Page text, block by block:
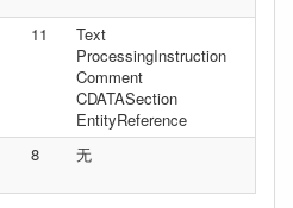
11
Text
ProcessingInstruction
Comment
CDATASection
EntityReference
8 无